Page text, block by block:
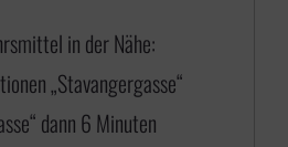
in der Nähe:
„Stavangergasse“
dann 6 Minuten